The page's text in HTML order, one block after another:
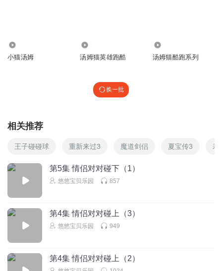
小猫汤姆 汤姆猫英雄跑酷 汤姆猫酷跑系列
换一批
相关推荐
王子碰碰球 重新来过3 魔道剑侣 夏宝传3 若
第5集 情侣对对碰下（1）
悠悠宝贝乐园 857
第4集 情侣对对碰上（3）
悠悠宝贝乐园 949
第4集 情侣对对碰上（2）